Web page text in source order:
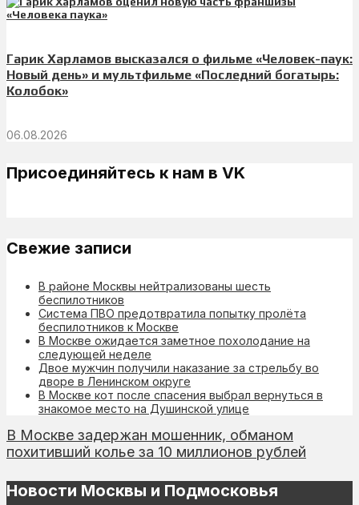
Гарик Харламов высказался о фильме «Человек-паук:
Новый день» и мультфильме «Последний богатырь:
Колобок»
06.08.2026
Присоединяйтесь к нам в VK
Свежие записи
В районе Москвы нейтрализованы шесть
беспилотников
Система ПВО предотвратила попытку пролёта
беспилотников к Москве
В Москве ожидается заметное похолодание на
следующей неделе
Двое мужчин получили наказание за стрельбу во
дворе в Ленинском округе
В Москве кот после спасения выбрал вернуться в
знакомое место на Душинской улице
В Москве задержан мошенник, обманом
похитивший колье за 10 миллионов рублей
Новости Москвы и Подмосковья